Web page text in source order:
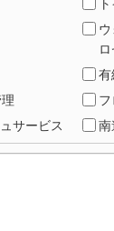
有
サービス 南